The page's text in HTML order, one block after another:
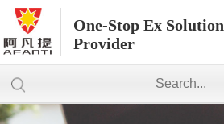
One-Stop Ex Solution
Provider